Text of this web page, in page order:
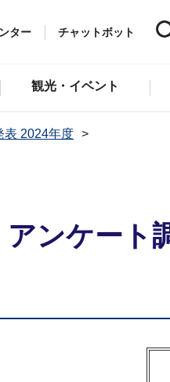
ター チャットボット
観光・イベント
表 2024年度
ンケート